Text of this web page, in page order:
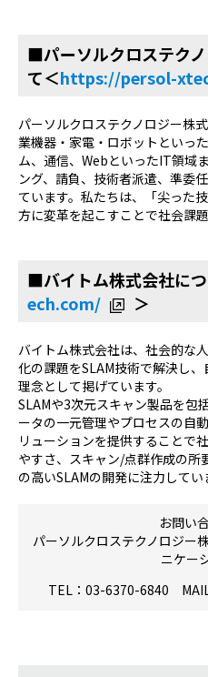
■パーソルクロステク
て＜https://persol-
パーソルクロステクノロジー株
業機器・家電・ロボットといっ
ム、通信、WebといったIT領域
ング、請負、技術者派遣、準委
ています。私たちは、「尖った
方に変革を起こすことで社会課
■バイトム株式会社に
ech.com/
＞
バイトム株式会社は、社会的な
化の課題をSLAM技術で解決し
理念として掲げています。
SLAMや3次元スキャン製品を包
ータの一元管理やプロセスの自
リューションを提供することで
やすさ、スキャン/点群作成の
の高いSLAMの開発に注力してい
お問い
パーソルクロステクノロジ
ニケー
TEL：03-6370-6840 MAIL